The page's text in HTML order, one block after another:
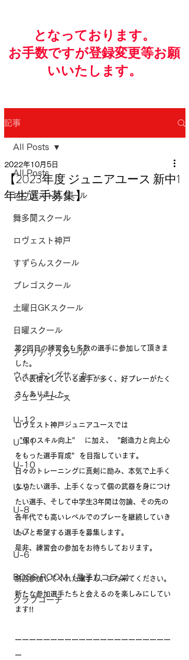
​となっております。
お手数ですが​登録変更等お願
いいたします。
記事
All Posts
ロヴェストスクール
舞多聞スクール
ロヴェスト神戸
すずらんスクール
プレゴスクール
土曜日GKスクール
日曜スクール
アジリティスクール
ウォーキングサッカー
ジュニアユース
U-12
U-11
U-10
U-9
U-8
U-7
U-6
BOSS ROOM（昌子力コラム）
クラブコーチ
All Posts
【2023年度 ジュニアユース 新中1
年生選手募集】
2022年10月5日
第2回目の練習会も多数の選手に参加して頂きま
した。
いい表情をしている選手が多く、好プレーがたく
さんありました。
ロヴェスト神戸ジュニアユースでは
  "個のスキル向上"    に加え、  "創造力と向上心
をもった選手育成"  を目指しています。
日々のトレーニングに真剣に励み、本気で上手く
なりたい選手、上手くなって個の武器を身につけ
たい選手、そして中学生3年間は勿論、その先の
各年代でも高いレベルでのプレーを継続していき
たいと希望する選手を募集します。
是非、練習会の参加をお待ちしております。
前回参加してくれた選手も、また来てください。
新たな参加選手たちと会えるのを楽しみにしてい
ます!!
ーーーーーーーーーーーーーーーーーーーーーー
ー